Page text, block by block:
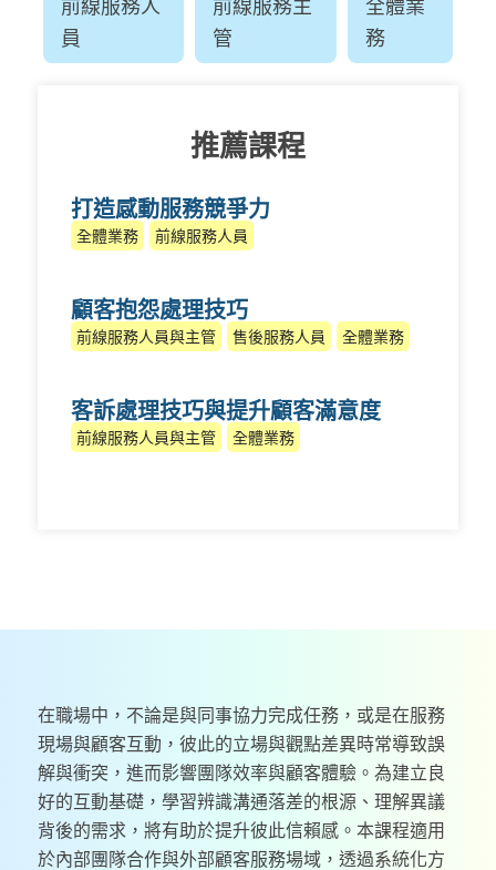
前線服務人
員
前線服務主
管
全體業
務
推薦課程
打造感動服務競爭力
全體業務 前線服務人員
顧客抱怨處理技巧
前線服務人員與主管 售後服務人員 全體業務
客訴處理技巧與提升顧客滿意度
前線服務人員與主管 全體業務
在職場中，不論是與同事協力完成任務，或是在服務
現場與顧客互動，彼此的立場與觀點差異時常導致誤
解與衝突，進而影響團隊效率與顧客體驗。為建立良
好的互動基礎，學習辨識溝通落差的根源、理解異議
背後的需求，將有助於提升彼此信賴感。本課程適用
於內部團隊合作與外部顧客服務場域，透過系統化方